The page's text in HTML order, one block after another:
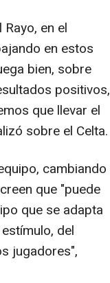
en el
en estos
bien, sobre
positivos,
que llevar el
sobre el Celta.
cambiando
que "puede
que se adapta
del
jugadores",